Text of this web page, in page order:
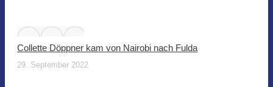
Collette Döppner kam von Nairobi nach Fulda
29. September 2022